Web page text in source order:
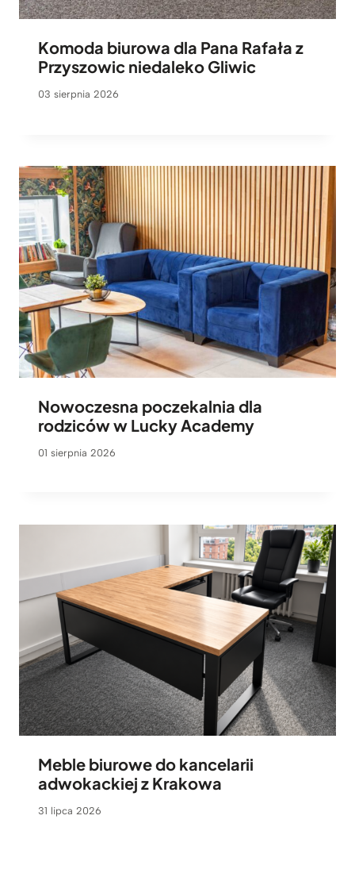
Komoda biurowa dla Pana Rafała z
Przyszowic niedaleko Gliwic
03 sierpnia 2026
Nowoczesna poczekalnia dla
rodziców w Lucky Academy
01 sierpnia 2026
Meble biurowe do kancelarii
adwokackiej z Krakowa
31 lipca 2026